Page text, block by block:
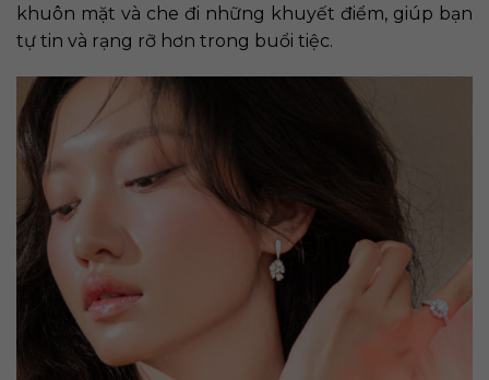
khuôn mặt và che đi những khuyết điểm, giúp bạn
tự tin và rạng rỡ hơn trong buổi tiệc.